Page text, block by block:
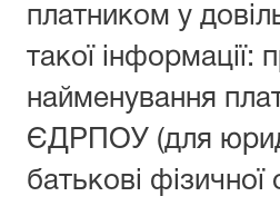
платником у
такої
найменування
ЄДРПОУ (для
батькові